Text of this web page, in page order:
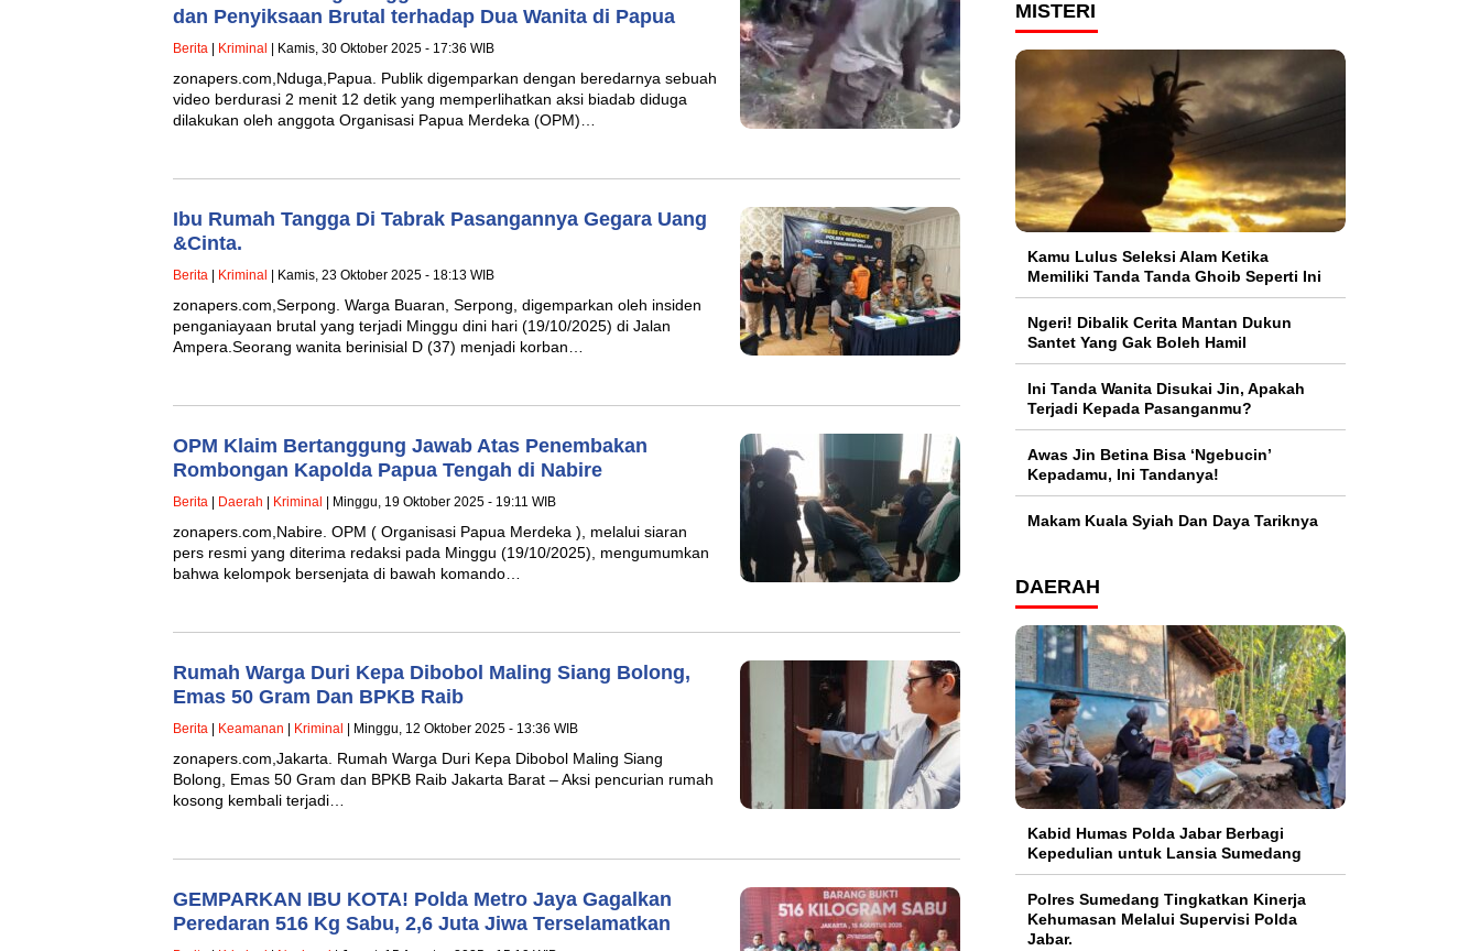
dan Penyiksaan Brutal terhadap Dua Wanita di Papua
Berita Kriminal | Kamis, 30 Oktober 2025 - 17:36 WIB
zonapers.com,Nduga,Papua. Publik digemparkan dengan beredarnya sebuah
video berdurasi 2 menit 12 detik yang memperlihatkan aksi biadab diduga
dilakukan oleh anggota Organisasi Papua Merdeka (OPM)…
Ibu Rumah Tangga Di Tabrak Pasangannya Gegara Uang
&Cinta.
Berita Kriminal | Kamis, 23 Oktober 2025 - 18:13 WIB
zonapers.com,Serpong. Warga Buaran, Serpong, digemparkan oleh insiden
penganiayaan brutal yang terjadi Minggu dini hari (19/10/2025) di Jalan
Ampera.Seorang wanita berinisial D (37) menjadi korban…
OPM Klaim Bertanggung Jawab Atas Penembakan
Rombongan Kapolda Papua Tengah di Nabire
Berita Daerah Kriminal | Minggu, 19 Oktober 2025 - 19:11 WIB
zonapers.com,Nabire. OPM ( Organisasi Papua Merdeka ), melalui siaran
pers resmi yang diterima redaksi pada Minggu (19/10/2025), mengumumkan
bahwa kelompok bersenjata di bawah komando…
Rumah Warga Duri Kepa Dibobol Maling Siang Bolong,
Emas 50 Gram Dan BPKB Raib
Berita Keamanan Kriminal | Minggu, 12 Oktober 2025 - 13:36 WIB
zonapers.com,Jakarta. Rumah Warga Duri Kepa Dibobol Maling Siang
Bolong, Emas 50 Gram dan BPKB Raib Jakarta Barat – Aksi pencurian rumah
kosong kembali terjadi…
GEMPARKAN IBU KOTA! Polda Metro Jaya Gagalkan
Peredaran 516 Kg Sabu, 2,6 Juta Jiwa Terselamatkan
MISTERI
Kamu Lulus Seleksi Alam Ketika
Memiliki Tanda Tanda Ghoib Seperti Ini
Ngeri! Dibalik Cerita Mantan Dukun
Santet Yang Gak Boleh Hamil
Ini Tanda Wanita Disukai Jin, Apakah
Terjadi Kepada Pasanganmu?
Awas Jin Betina Bisa ‘Ngebucin’
Kepadamu, Ini Tandanya!
Makam Kuala Syiah Dan Daya Tariknya
DAERAH
Kabid Humas Polda Jabar Berbagi
Kepedulian untuk Lansia Sumedang
Polres Sumedang Tingkatkan Kinerja
Kehumasan Melalui Supervisi Polda
Jabar.